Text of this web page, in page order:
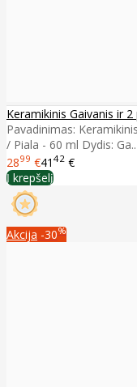
Keramikinis Gaivanis ir
Pavadinimas:
/ Piala - 60 ml Dydis: Ga..
2899 €41 42 €
Į krepšelį
Akcija -30%